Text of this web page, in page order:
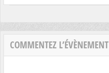
COMMENTEZ L’ÉVÈNEMENT